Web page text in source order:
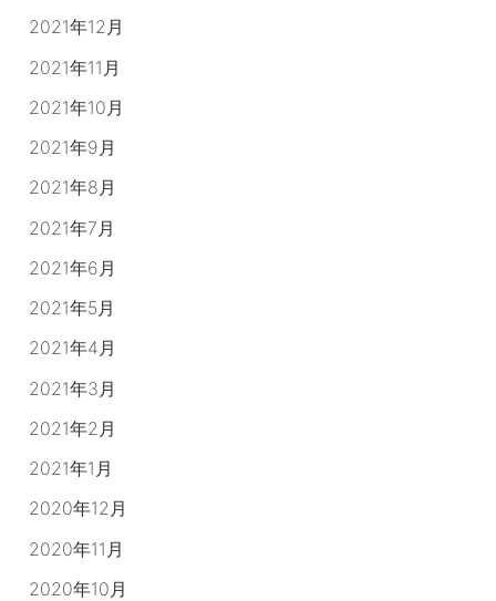
2021年12月
2021年11月
2021年10月
2021年9月
2021年8月
2021年7月
2021年6月
2021年5月
2021年4月
2021年3月
2021年2月
2021年1月
2020年12月
2020年11月
2020年10月